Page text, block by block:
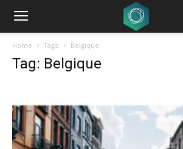
Home Tags Belgique
Tag: Belgique